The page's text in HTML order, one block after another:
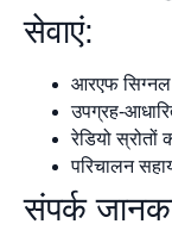
सेवाएं:
आरएफ सिग्नल
उपग्रह-
रेडियो स्रोतों
परिचालन
संपर्क